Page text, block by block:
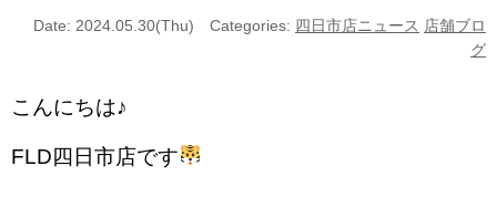
Date: 2024.05.30(Thu) Categories: 四日市店ニュース 店舗ブロ
グ
こんにちは♪
FLD四日市店です